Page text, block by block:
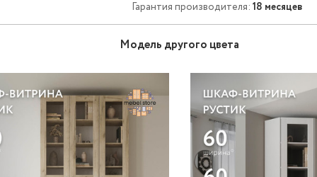
Гарантия производителя: 18 месяцев
Модель другого цвета